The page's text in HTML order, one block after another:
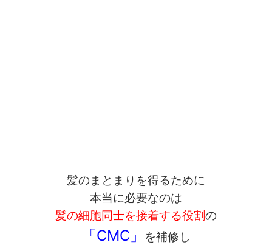
髪のまとまりを得るために
本当に必要なのは
髪の細胞同士を接着する役割の
「CMC」
を補修し